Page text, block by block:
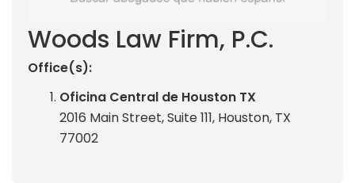
Woods Law Firm, P.C.
Office(s):
Oficina Central de Houston TX
2016 Main Street, Suite 111, Houston, TX
77002